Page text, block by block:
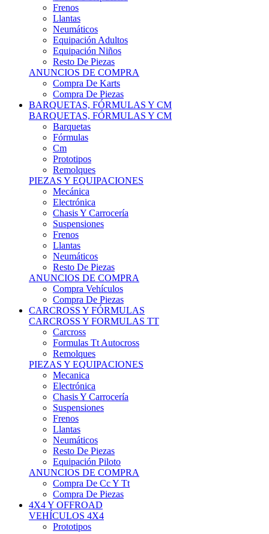
Remolques
PIEZAS Y EQUIPACIONES
Mecánica
Electrónica
Chasis Y Carrocería
Suspensiones
Frenos
Llantas
Neumáticos
Resto De Piezas
ANUNCIOS DE COMPRA
Compra Vehículos
Compra De Piezas
CARCROSS Y FÓRMULAS
CARCROSS Y FORMULAS TT
Carcross
Formulas Tt Autocross
Remolques
PIEZAS Y EQUIPACIONES
Mecanica
Electrónica
Chasis Y Carrocería
Suspensiones
Frenos
Llantas
Neumáticos
Resto De Piezas
Equipación Piloto
ANUNCIOS DE COMPRA
Compra De Cc Y Tt
Compra De Piezas
4X4 Y OFFROAD
VEHÍCULOS 4X4
Prototipos
Venta De Side By Side
Quads Y Buggys
4x4 De Calle
PIEZAS PARA 4X4
Mecánica
Carrocería
Suspensiones
Llantas
Neumáticos
ANUNCIOS DE COMPRA
Compra De 4x4
Compra De Piezas
MOTOS
MOTOS
Motos De Circuito